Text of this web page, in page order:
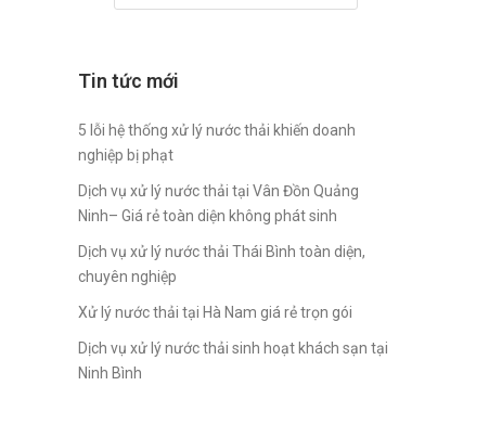
Tin tức mới
5 lỗi hệ thống xử lý nước thải khiến doanh
nghiệp bị phạt
Dịch vụ xử lý nước thải tại Vân Đồn Quảng
Ninh– Giá rẻ toàn diện không phát sinh
Dịch vụ xử lý nước thải Thái Bình toàn diện,
chuyên nghiệp
Xử lý nước thải tại Hà Nam giá rẻ trọn gói
Dịch vụ xử lý nước thải sinh hoạt khách sạn tại
Ninh Bình